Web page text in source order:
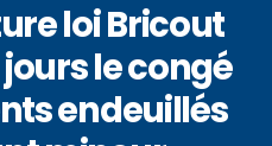
loi Bricout
le congé
endeuillés